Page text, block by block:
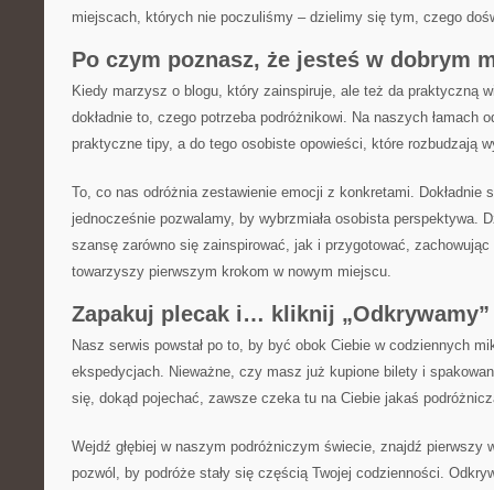
miejscach, których nie poczuliśmy – dzielimy się tym, czego
Po czym poznasz, że jesteś w dobrym
Kiedy marzysz o blogu, który zainspiruje, ale też da praktyczną
dokładnie to, czego potrzeba podróżnikowi. Na naszych łamach
praktyczne tipy, a do tego osobiste opowieści, które rozbudzają
To, co nas odróżnia zestawienie emocji z konkretami. Dokładnie
jednocześnie pozwalamy, by wybrzmiała osobista perspektywa.
szansę zarówno się zainspirować, jak i przygotować,
towarzyszy pierwszym krokom w nowym miejscu.
Zapakuj plecak i… kliknij „Odkrywamy”
Nasz serwis powstał po to, by być obok Ciebie w codziennych
ekspedycjach. Nieważne, czy masz już kupione bilety i
się, dokąd pojechać, zawsze czeka tu na Ciebie jakaś
Wejdź głębiej w naszym podróżniczym świecie, znajdź pierwszy
pozwól, by podróże stały się częścią Twojej codzienności.